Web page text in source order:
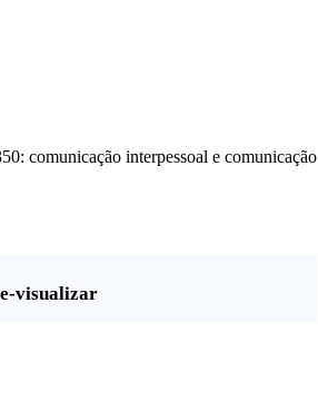
comunicação interpessoal e comunicação
visualizar